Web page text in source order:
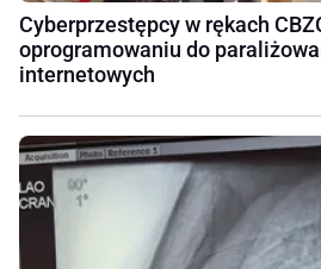
Cyberprzestępcy w rękach
oprogramowaniu do
internetowych